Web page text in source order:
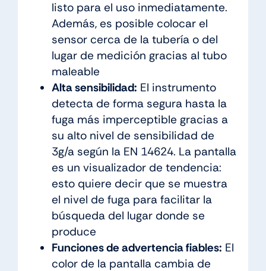
listo para el uso inmediatamente.
Además, es posible colocar el
sensor cerca de la tubería o del
lugar de medición gracias al tubo
maleable
Alta sensibilidad: El instrumento
detecta de forma segura hasta la
fuga más imperceptible gracias a
su alto nivel de sensibilidad de
3g/a según la EN 14624. La pantalla
es un visualizador de tendencia:
esto quiere decir que se muestra
el nivel de fuga para facilitar la
búsqueda del lugar donde se
produce
Funciones de advertencia fiables: El
color de la pantalla cambia de